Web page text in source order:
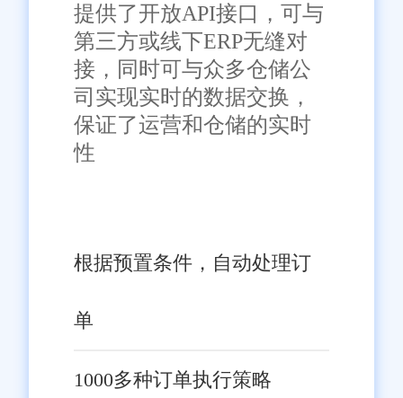
据，为管理层提供准确、及时的
决策支持。
用户友好性：系统界面简洁
明了，操作流程简单易懂，降低
了员工的培训成本和学习曲线，
医药行业的深度定制、全面功能
成为了医药行业企业提升管理水
提供了开放API接口，可与
第三方或线下ERP无缝对
接，同时可与众多仓储公
司实现实时的数据交换，
保证了运营和仓储的实时
性
根据预置条件，自动处理订
单
1000多种订单执行策略